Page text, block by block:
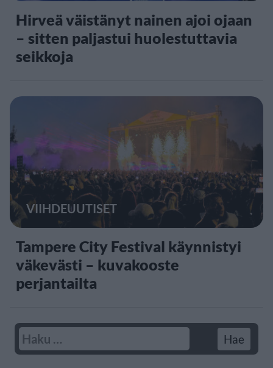
Hirveä väistänyt nainen ajoi ojaan
– sitten paljastui huolestuttavia
seikkoja
VIIHDEUUTISET
Tampere City Festival käynnistyi
väkevästi – kuvakooste
perjantailta